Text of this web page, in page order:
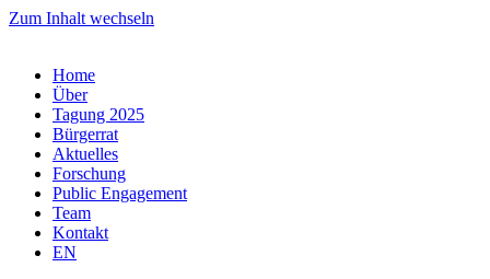
Zum Inhalt wechseln
Home
Über
Tagung 2025
Bürgerrat
Aktuelles
Forschung
Public Engagement
Team
Kontakt
EN